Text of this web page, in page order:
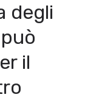
degli
il